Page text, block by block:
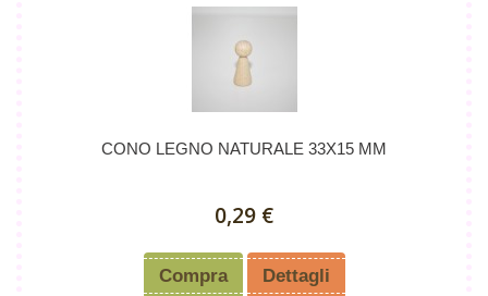
CONO LEGNO NATURALE 33X15 MM
0,29 €
Compra Dettagli